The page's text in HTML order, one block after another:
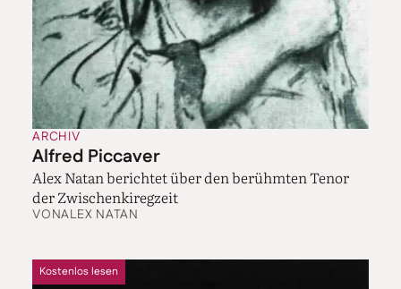
ARCHIV
Alfred Piccaver
Alex Natan berichtet über den berühmten Tenor
der Zwischenkiregzeit
VONALEX NATAN
Kostenlos lesen